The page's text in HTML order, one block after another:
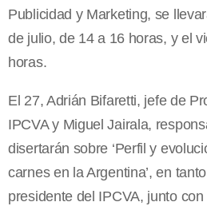
Publicidad y Marketing, se
de julio, de 14 a 16 horas, y el
horas.
El 27, Adrián Bifaretti, jefe de
IPCVA y Miguel Jairala,
disertarán sobre ‘Perfil y
carnes en la Argentina’, en
presidente del IPCVA, junto